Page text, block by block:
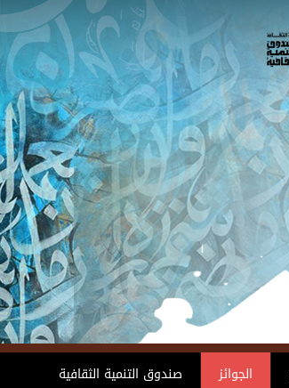
صندوق التنمية الثقافية الجوائز